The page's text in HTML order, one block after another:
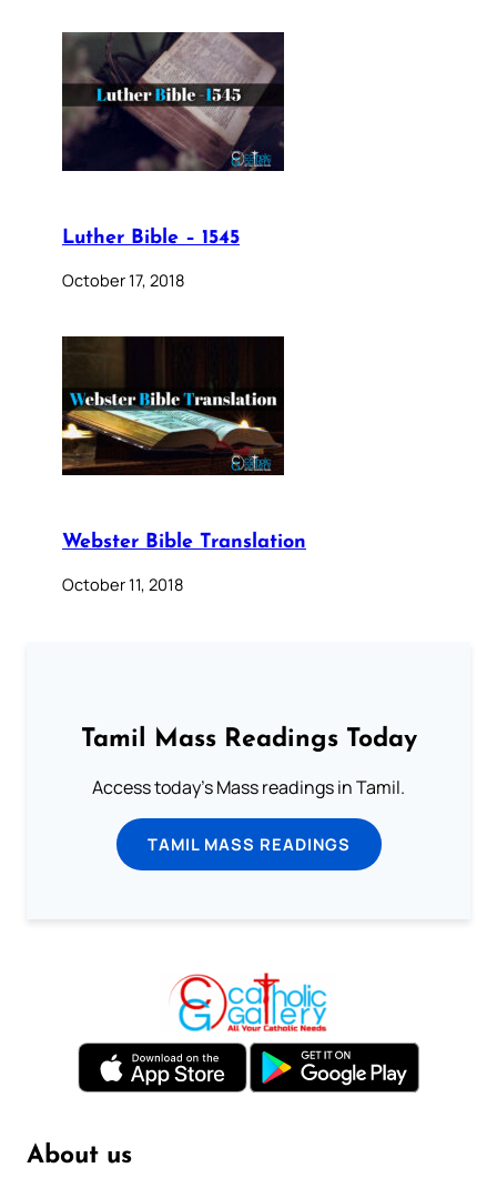
Luther Bible – 1545
October 17, 2018
Webster Bible Translation
October 11, 2018
Tamil Mass Readings Today
Access today's Mass readings in Tamil.
TAMIL MASS READINGS
About us